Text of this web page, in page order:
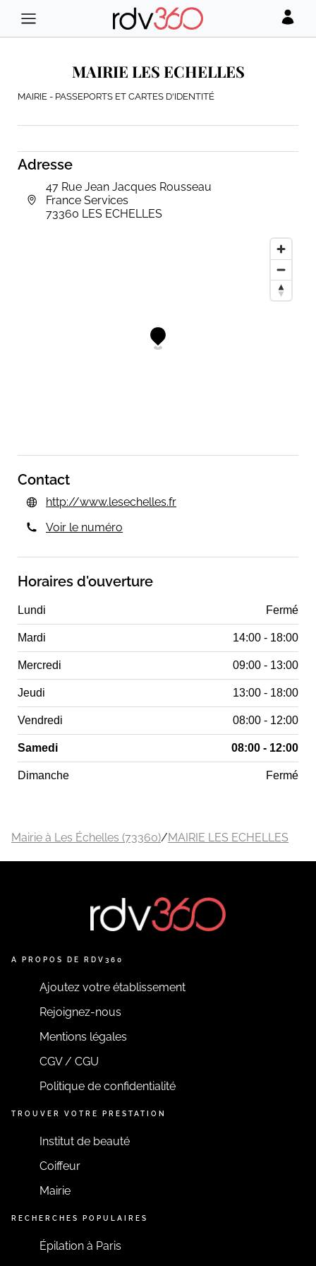
Adresse
47 Rue Jean Jacques Rousseau
France Services
73360 LES ECHELLES
Contact
http://www.lesechelles.fr
Voir le numéro
Horaires d'ouverture
Lundi Fermé
Mardi 14:00 - 18:00
Mercredi 09:00 - 13:00
Jeudi 13:00 - 18:00
Vendredi 08:00 - 12:00
Samedi 08:00 - 12:00
Dimanche Fermé
MAIRIE LES ECHELLES
MAIRIE - PASSEPORTS ET CARTES D'IDENTITÉ
Mairie à Les Échelles (73360)/MAIRIE LES ECHELLES
A PROPOS DE RDV360
Ajoutez votre établissement
Rejoignez-nous
Mentions légales
CGV / CGU
Politique de confidentialité
TROUVER VOTRE PRESTATION
Institut de beauté
Coiffeur
Mairie
RECHERCHES POPULAIRES
Épilation à Paris